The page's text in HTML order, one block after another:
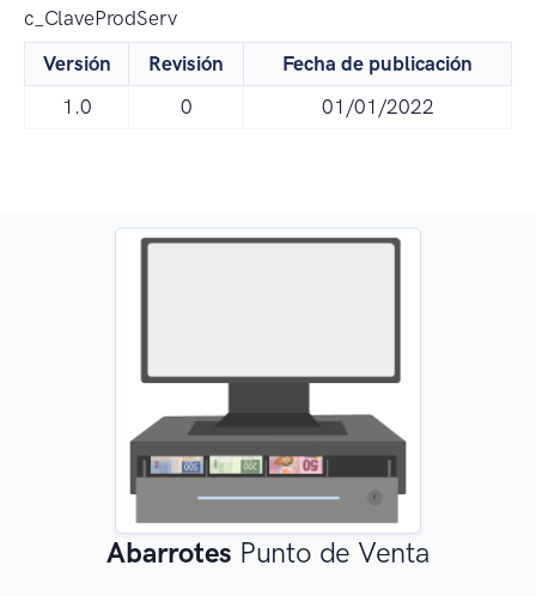
c_ClaveProdServ
Versión
Revisión
Fecha de publicación
1.0
0 01/01/2022
Abarrotes Punto de Venta